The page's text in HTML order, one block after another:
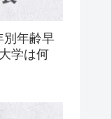
別年齢早
学は何